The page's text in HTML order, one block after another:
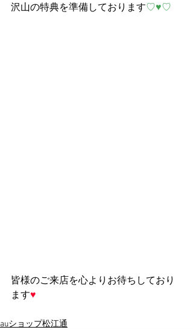
沢山の特典を準備しております♡♥♡
皆様のご来店を心よりお待ちしており
ます♥
auショップ松江通